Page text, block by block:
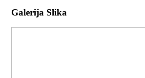
Galerija Slika